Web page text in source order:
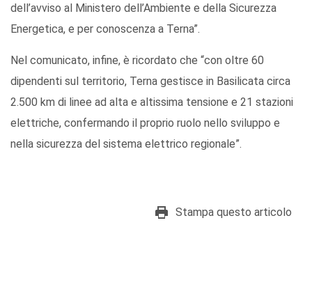
dell’avviso al Ministero dell’Ambiente e della Sicurezza
Energetica, e per conoscenza a Terna”.
Nel comunicato, infine, è ricordato che “con oltre 60
dipendenti sul territorio, Terna gestisce in Basilicata circa
2.500 km di linee ad alta e altissima tensione e 21 stazioni
elettriche, confermando il proprio ruolo nello sviluppo e
nella sicurezza del sistema elettrico regionale”.
Stampa questo articolo